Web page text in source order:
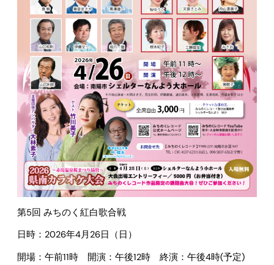
第5回 みちのく紅白歌合戦
日時：2026年4月26日（日）
開場：午前11時 開演：午後12時 終演：午後4時(予定)